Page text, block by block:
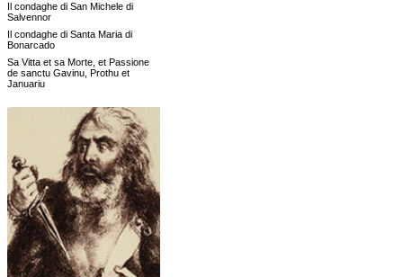
Il condaghe di San Michele di
Salvennor
Il condaghe di Santa Maria di
Bonarcado
Sa Vitta et sa Morte, et Passione
de sanctu Gavinu, Prothu et
Januariu